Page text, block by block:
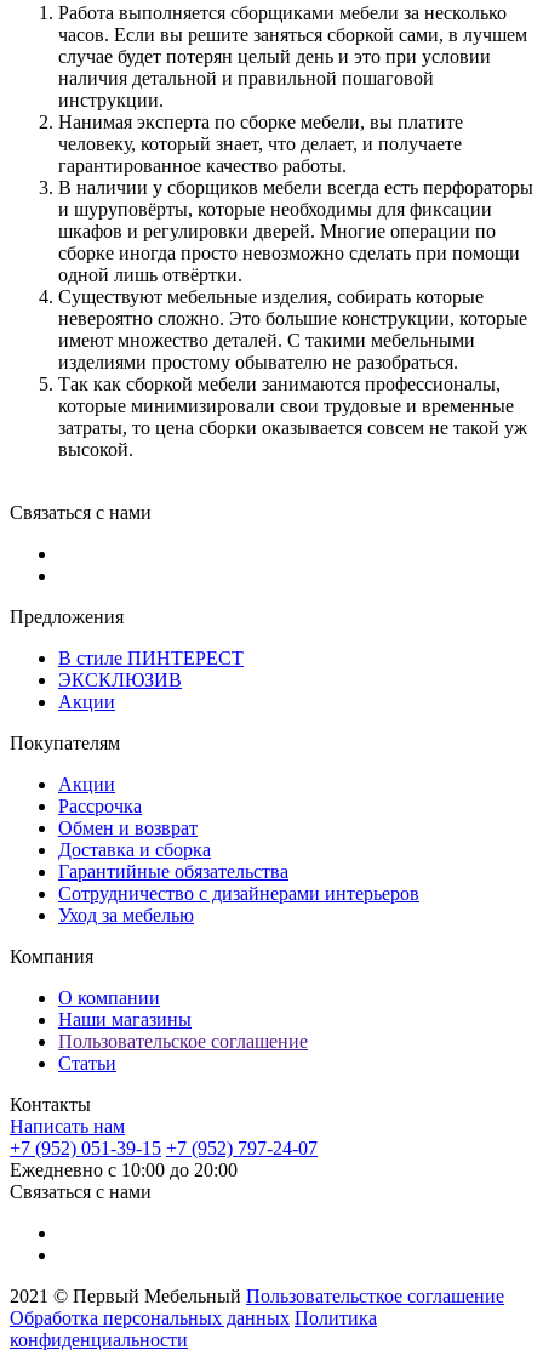
Работа выполняется сборщиками мебели за несколько
часов. Если вы решите заняться сборкой сами, в лучшем
случае будет потерян целый день и это при условии
наличия детальной и правильной пошаговой
инструкции.
Нанимая эксперта по сборке мебели, вы платите
человеку, который знает, что делает, и получаете
гарантированное качество работы.
В наличии у сборщиков мебели всегда есть перфораторы
и шуруповёрты, которые необходимы для фиксации
шкафов и регулировки дверей. Многие операции по
сборке иногда просто невозможно сделать при помощи
одной лишь отвёртки.
Существуют мебельные изделия, собирать которые
невероятно сложно. Это большие конструкции, которые
имеют множество деталей. С такими мебельными
изделиями простому обывателю не разобраться.
Так как сборкой мебели занимаются профессионалы,
которые минимизировали свои трудовые и временные
затраты, то цена сборки оказывается совсем не такой уж
высокой.
Связаться с нами
Предложения
В стиле ПИНТЕРЕСТ
ЭКСКЛЮЗИВ
Акции
Покупателям
Акции
Рассрочка
Обмен и возврат
Доставка и сборка
Гарантийные обязательства
Сотрудничество с дизайнерами интерьеров
Уход за мебелью
Компания
О компании
Наши магазины
Пользовательское соглашение
Статьи
Контакты
Написать нам
+7 (952) 051-39-15 +7 (952) 797-24-07
Ежедневно с 10:00 до 20:00
Связаться с нами
2021 © Первый Мебельный Пользовательсткое соглашение
Обработка персональных данных Политика
конфиденциальности